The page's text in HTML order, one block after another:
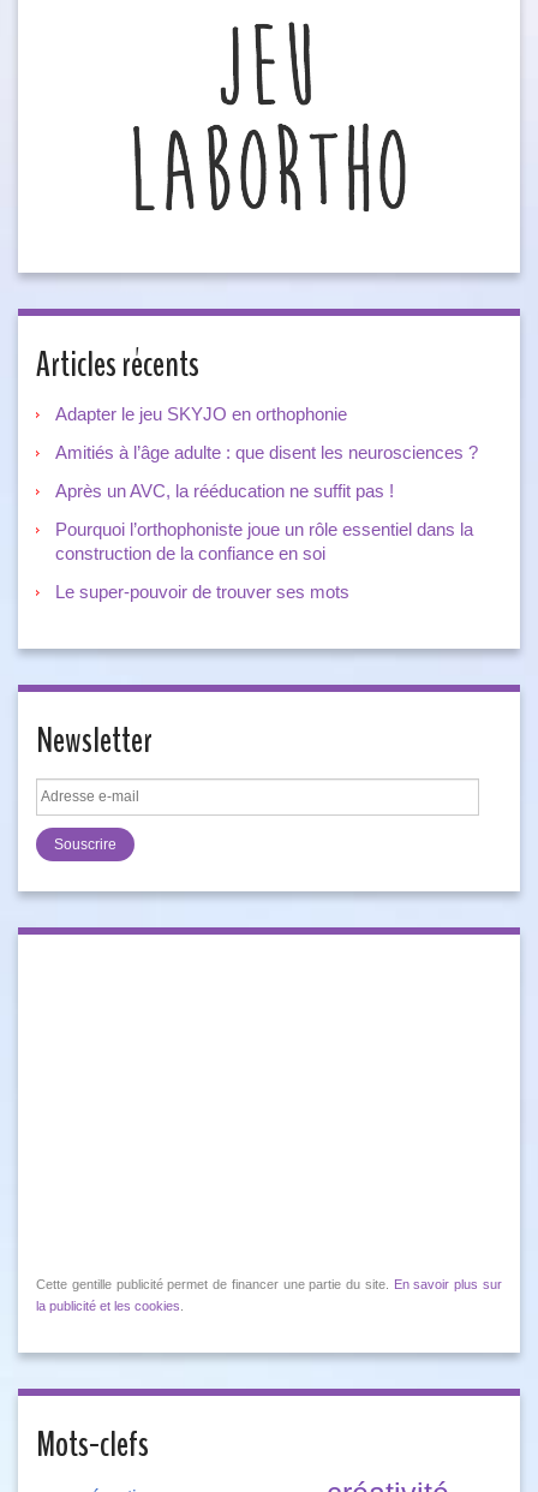
Articles récents
Adapter le jeu SKYJO en orthophonie
Amitiés à l’âge adulte : que disent les neurosciences ?
Après un AVC, la rééducation ne suffit pas !
Pourquoi l’orthophoniste joue un rôle essentiel dans la
construction de la confiance en soi
Le super-pouvoir de trouver ses mots
Newsletter
Adresse
e-
mail
Cette gentille publicité permet de financer une partie du site.
En savoir plus sur
la publicité et les cookies
Mots-clefs